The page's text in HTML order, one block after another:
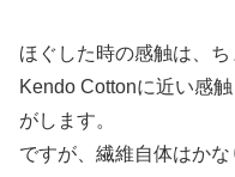
ほぐした時の感触は、ち
Kendo Cottonに近い感
がします。
ですが、繊維自体はかな